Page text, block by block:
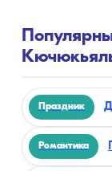
Праздник
Романтика